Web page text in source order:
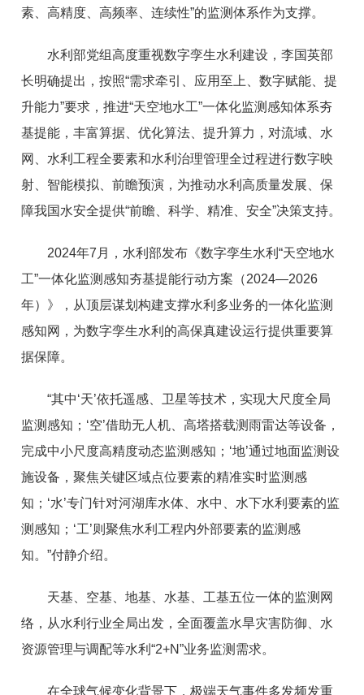
素、高精度、高频率、连续性”的监测体系作为支撑。
水利部党组高度重视数字孪生水利建设，李国英部
长明确提出，按照“需求牵引、应用至上、数字赋能、提
升能力”要求，推进“天空地水工”一体化监测感知体系夯
基提能，丰富算据、优化算法、提升算力，对流域、水
网、水利工程全要素和水利治理管理全过程进行数字映
射、智能模拟、前瞻预演，为推动水利高质量发展、保
障我国水安全提供“前瞻、科学、精准、安全”决策支持。
2024年7月，水利部发布《数字孪生水利“天空地水
工”一体化监测感知夯基提能行动方案（2024—2026
年）》，从顶层谋划构建支撑水利多业务的一体化监测
感知网，为数字孪生水利的高保真建设运行提供重要算
据保障。
“其中‘天’依托遥感、卫星等技术，实现大尺度全局
监测感知；‘空’借助无人机、高塔搭载测雨雷达等设备，
完成中小尺度高精度动态监测感知；‘地’通过地面监测设
施设备，聚焦关键区域点位要素的精准实时监测感
知；‘水’专门针对河湖库水体、水中、水下水利要素的监
测感知；‘工’则聚焦水利工程内外部要素的监测感
知。”付静介绍。
天基、空基、地基、水基、工基五位一体的监测网
络，从水利行业全局出发，全面覆盖水旱灾害防御、水
资源管理与调配等水利“2+N”业务监测需求。
在全球气候变化背景下，极端天气事件多发频发重